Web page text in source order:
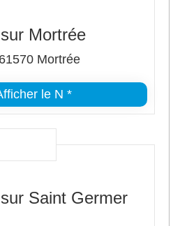
Mortrée
Mortrée
le N *
Saint Germer